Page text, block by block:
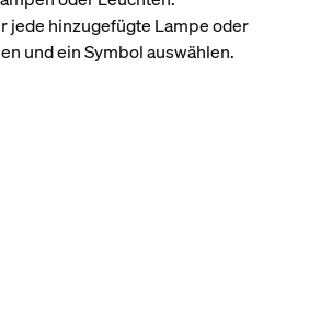
jede hinzugefügte Lampe oder
und ein Symbol auswählen.